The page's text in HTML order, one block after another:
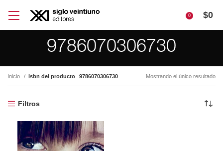
0 $0
9786070306730
Inicio isbn del producto 9786070306730 Mostrando el único resultado
Filtros